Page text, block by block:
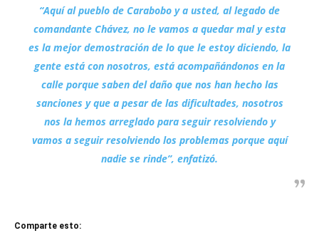
“Aquí al pueblo de Carabobo y a usted, al legado de
comandante Chávez, no le vamos a quedar mal y esta
es la mejor demostración de lo que le estoy diciendo, la
gente está con nosotros, está acompañándonos en la
calle porque saben del daño que nos han hecho las
sanciones y que a pesar de las dificultades, nosotros
nos la hemos arreglado para seguir resolviendo y
vamos a seguir resolviendo los problemas porque aquí
nadie se rinde”, enfatizó.
Comparte esto: